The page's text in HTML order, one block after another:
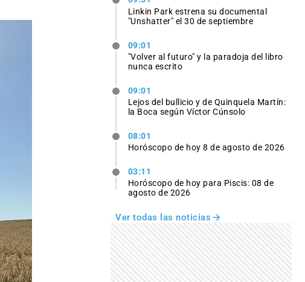
Linkin Park estrena su documental
"Unshatter" el 30 de septiembre
09:01
"Volver al futuro" y la paradoja del libro
nunca escrito
09:01
Lejos del bullicio y de Quinquela Martín:
la Boca según Víctor Cúnsolo
08:01
Horóscopo de hoy 8 de agosto de 2026
03:11
Horóscopo de hoy para Piscis: 08 de
agosto de 2026
Ver todas las noticias